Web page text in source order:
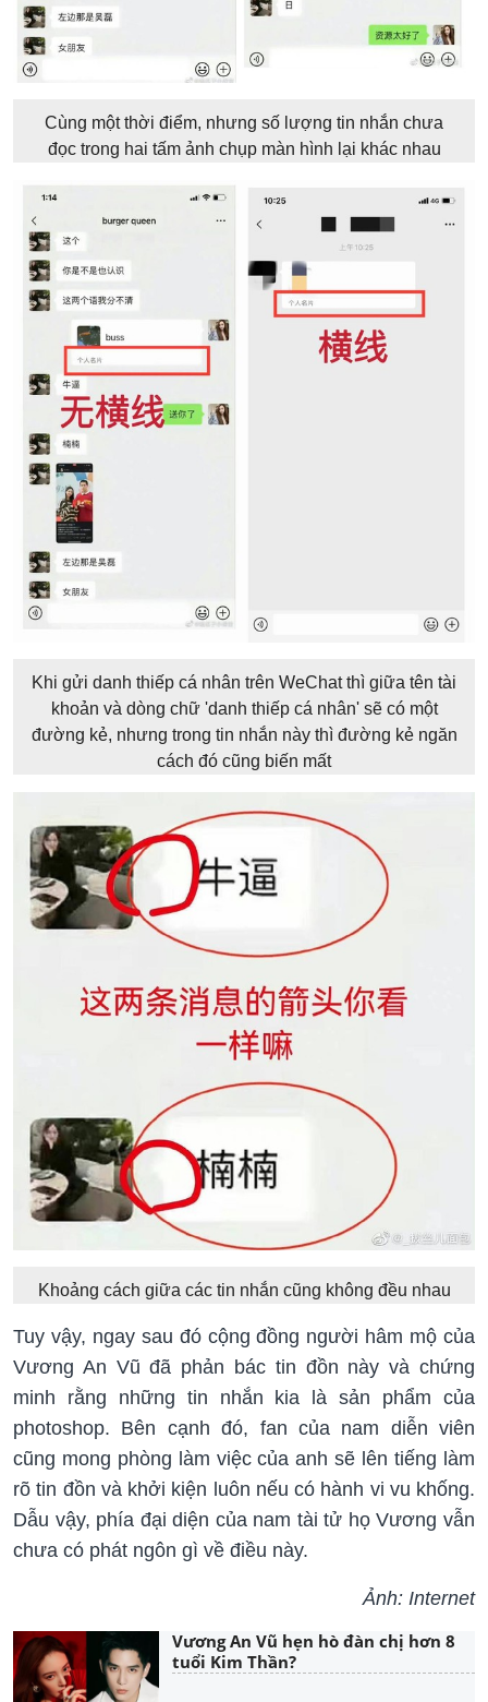
Cùng một thời điểm, nhưng số lượng tin nhắn chưa
đọc trong hai tấm ảnh chụp màn hình lại khác nhau
Khi gửi danh thiếp cá nhân trên WeChat thì giữa tên tài
khoản và dòng chữ 'danh thiếp cá nhân' sẽ có một
đường kẻ, nhưng trong tin nhắn này thì đường kẻ ngăn
cách đó cũng biến mất
Khoảng cách giữa các tin nhắn cũng không đều nhau
Tuy vậy, ngay sau đó cộng đồng người hâm mộ của
Vương An Vũ đã phản bác tin đồn này và chứng
minh rằng những tin nhắn kia là sản phẩm của
photoshop. Bên cạnh đó, fan của nam diễn viên
cũng mong phòng làm việc của anh sẽ lên tiếng làm
rõ tin đồn và khởi kiện luôn nếu có hành vi vu khống.
Dẫu vậy, phía đại diện của nam tài tử họ Vương vẫn
chưa có phát ngôn gì về điều này.
Ảnh: Internet
Vương An Vũ hẹn hò đàn chị hơn 8
tuổi Kim Thần?